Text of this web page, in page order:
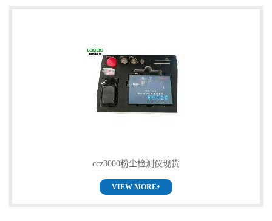
ccz3000粉尘检测仪现货
VIEW MORE+